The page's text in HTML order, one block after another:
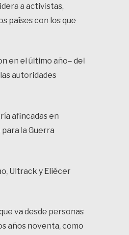
a activistas,
países con los que
en el último año– del
autoridades
afincadas en
la Guerra
Ultrack y Eliécer
va desde personas
años noventa, como